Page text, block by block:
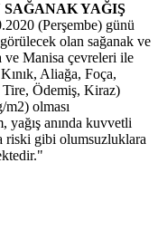
YAĞIŞ
(Perşembe) günü
olan sağanak ve
ve Manisa çevreleri ile
Aliağa, Foça,
Tire, Ödemiş, Kiraz)
olması
yağış anında kuvvetli
riski gibi olumsuzluklara